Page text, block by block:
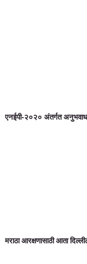
एनईपी-२०२० अंतर्गत
मराठा आरक्षणासाठी आता